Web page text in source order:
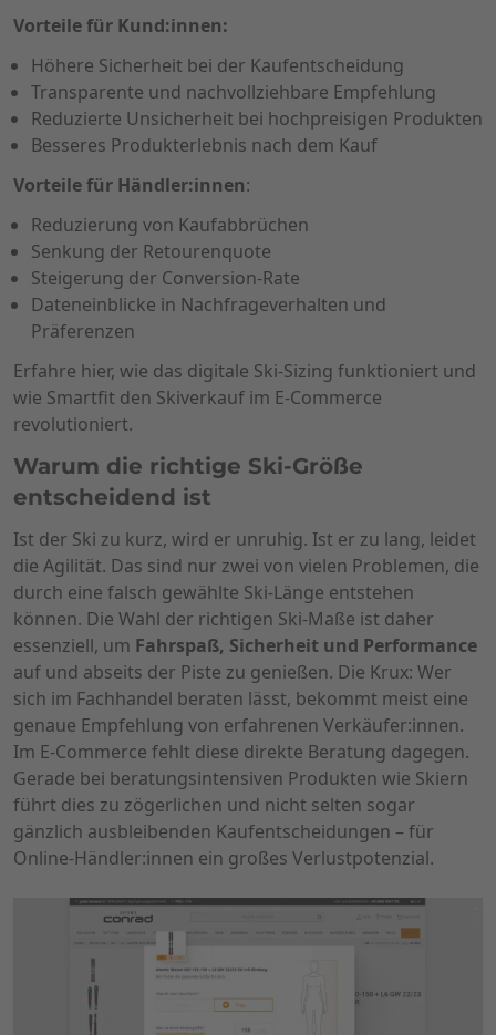
Vorteile für Kund:innen:
Höhere Sicherheit bei der Kaufentscheidung
Transparente und nachvollziehbare Empfehlung
Reduzierte Unsicherheit bei hochpreisigen Produkten
Besseres Produkterlebnis nach dem Kauf
Vorteile für Händler:innen:
Reduzierung von Kaufabbrüchen
Senkung der Retourenquote
Steigerung der Conversion-Rate
Dateneinblicke in Nachfrageverhalten und
Präferenzen
Erfahre hier, wie das digitale Ski-Sizing funktioniert und
wie Smartfit den Skiverkauf im E-Commerce
revolutioniert.
Warum die richtige Ski-Größe
entscheidend ist
Ist der Ski zu kurz, wird er unruhig. Ist er zu lang, leidet
die Agilität. Das sind nur zwei von vielen Problemen, die
durch eine falsch gewählte Ski-Länge entstehen
können. Die Wahl der richtigen Ski-Maße ist daher
essenziell, um Fahrspaß, Sicherheit und Performance
auf und abseits der Piste zu genießen. Die Krux: Wer
sich im Fachhandel beraten lässt, bekommt meist eine
genaue Empfehlung von erfahrenen Verkäufer:innen.
Im E-Commerce fehlt diese direkte Beratung dagegen.
Gerade bei beratungsintensiven Produkten wie Skiern
führt dies zu zögerlichen und nicht selten sogar
gänzlich ausbleibenden Kaufentscheidungen – für
Online-Händler:innen ein großes Verlustpotenzial.